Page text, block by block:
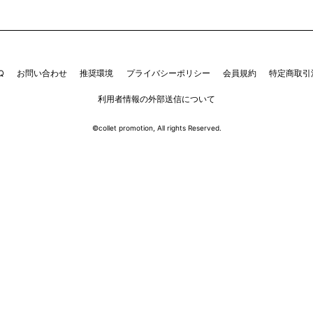
お問い合わせ 推奨環境 プライバシーポリシー 会員規約 特定商取
利用者情報の外部送信について
©collet promotion, All rights Reserved.